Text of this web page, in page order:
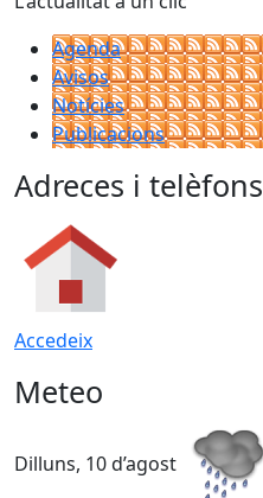
Agenda
Avisos
Notícies
Publicacions
Adreces i telèfons
Accedeix
Meteo
Dilluns, 10 d’agost